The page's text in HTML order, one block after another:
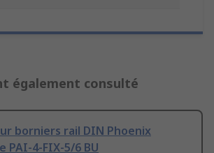
également consulté
borniers rail DIN Phoenix
PAI-4-FIX-5/6 BU